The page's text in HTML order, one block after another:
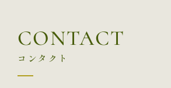
CONTACT
コンタクト